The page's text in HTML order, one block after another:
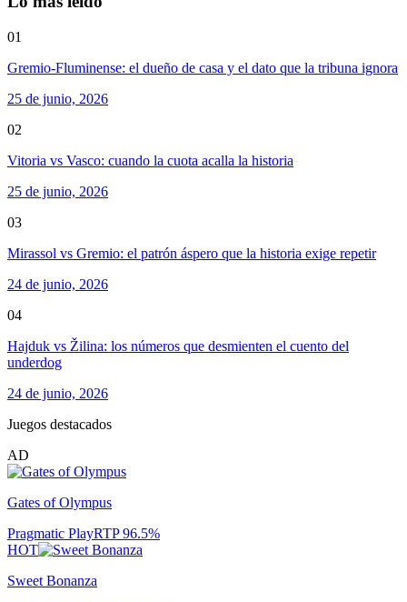
01
Gremio-Fluminense: el dueño de casa y el dato que la tribuna ignora
25 de junio, 2026
02
Vitoria vs Vasco: cuando la cuota acalla la historia
25 de junio, 2026
03
Mirassol vs Gremio: el patrón áspero que la historia exige repetir
24 de junio, 2026
04
Hajduk vs Žilina: los números que desmienten el cuento del
underdog
24 de junio, 2026
Juegos destacados
AD
Gates of Olympus
Pragmatic PlayRTP96.5%
HOT
Sweet Bonanza